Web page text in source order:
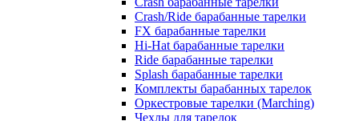
Crash/Ride барабанные тарелки
FX барабанные тарелки
Hi-Hat барабанные тарелки
Ride барабанные тарелки
Splash барабанные тарелки
Комплекты барабанных тарелок
Оркестровые тарелки (Marching)
Чехлы для тарелок